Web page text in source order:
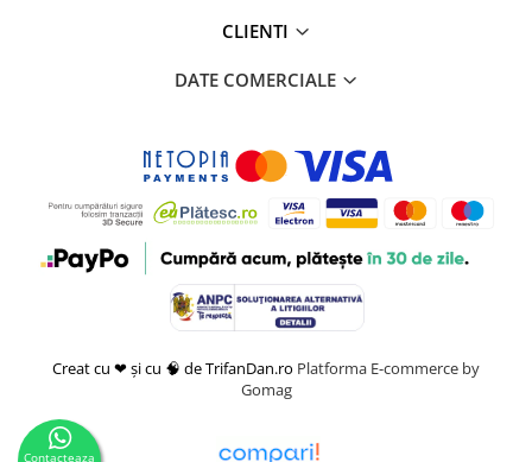
CLIENTI
DATE COMERCIALE
Creat cu ❤ și cu 🧠 de TrifanDan.ro Platforma E-commerce by
Gomag
Contacteaza